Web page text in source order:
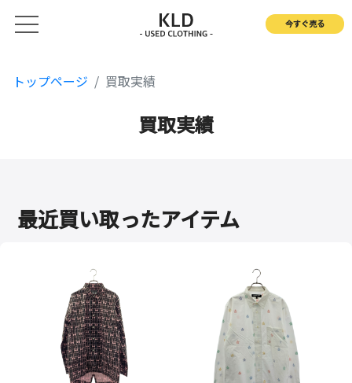
今すぐ売る
トップページ 買取実績
買取実績
最近買い取ったアイテム